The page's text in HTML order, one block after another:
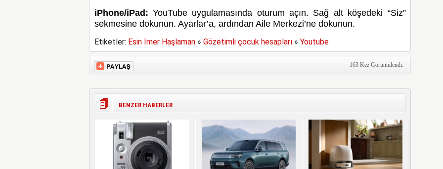
iPhone/iPad: YouTube uygulamasında oturum açın. Sağ alt köşedeki “Siz”
sekmesine dokunun. Ayarlar’a, ardından Aile Merkezi’ne dokunun.
Etiketler: Esin İmer Haşlaman» Gözetimli çocuk hesapları» Youtube
163 Kez Görüntülendi.
BENZER HABERLER